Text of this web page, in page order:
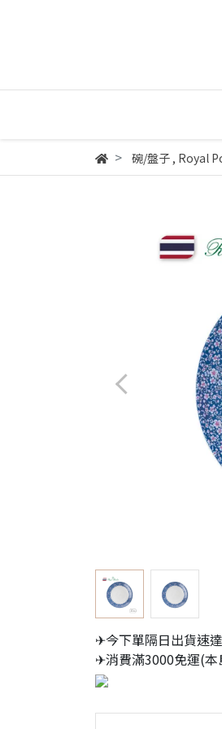
碗/盤子, Royal
✈今下單隔日出貨速
✈消費滿3000免運(本